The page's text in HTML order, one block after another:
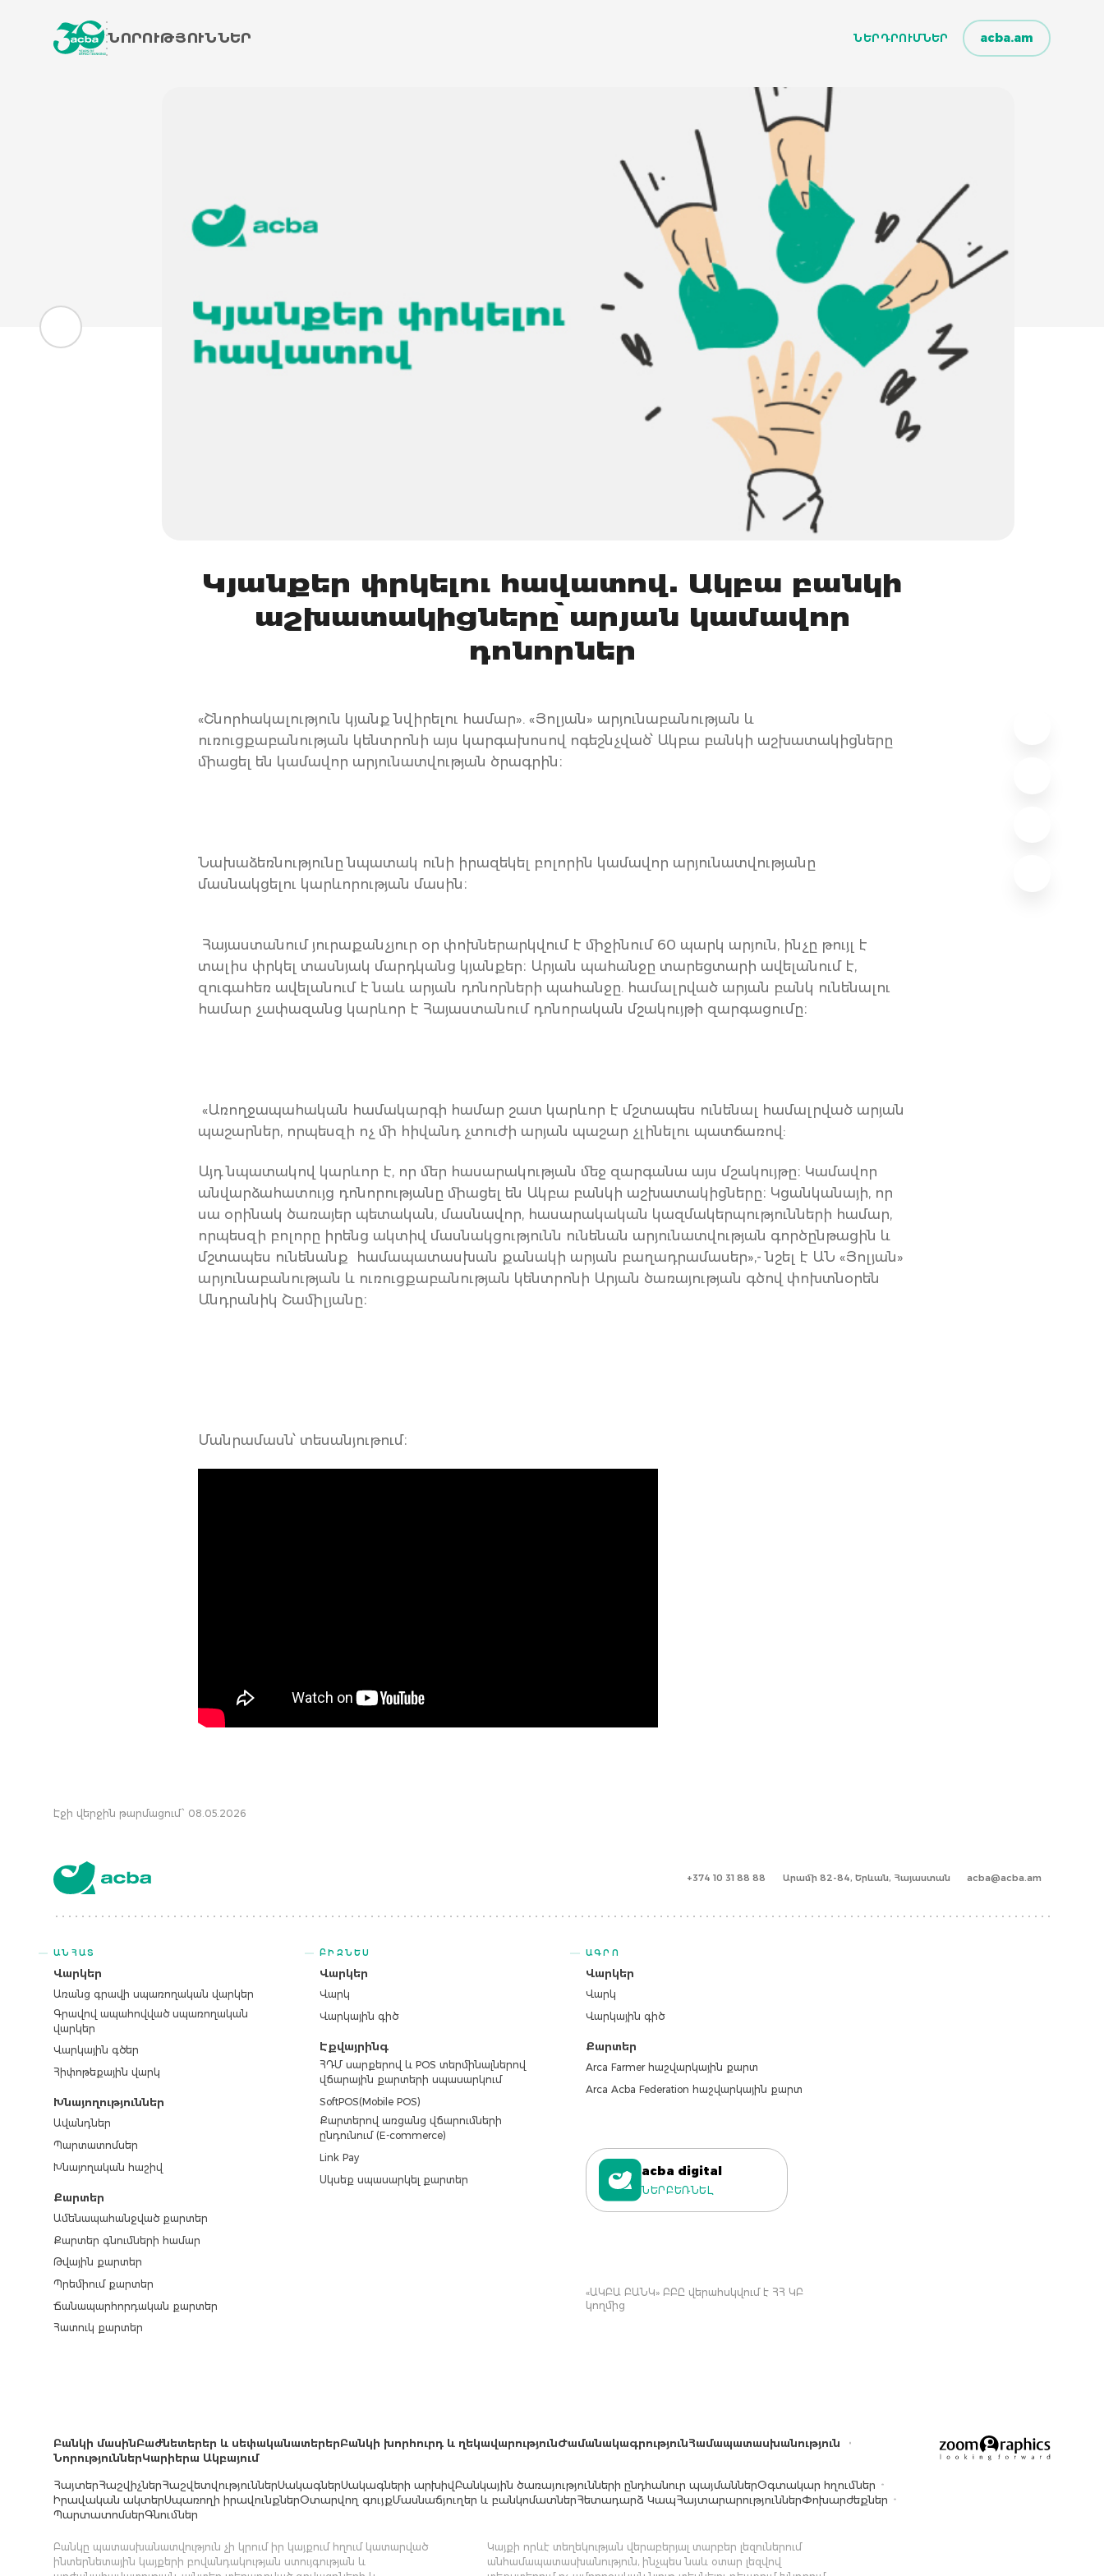
ՆՈՐՈՒԹՅՈՒՆՆԵՐ
ՆԵՐԴՐՈՒՄՆԵՐ
acba.am
Կյանքեր փրկելու հավատով. Ակբա բանկի
աշխատակիցները՝ արյան կամավոր
դոնորներ
«Շնորհակալություն կյանք նվիրելու համար». «Յոլյան» արյունաբանության և
ուռուցքաբանության կենտրոնի այս կարգախոսով ոգեշնչված՝ Ակբա բանկի աշխատակիցները
միացել են կամավոր արյունատվության ծրագրին։
Նախաձեռնությունը նպատակ ունի իրազեկել բոլորին կամավոր արյունատվությանը
մասնակցելու կարևորության մասին։
Հայաստանում յուրաքանչյուր օր փոխներարկվում է միջինում 60 պարկ արյուն, ինչը թույլ է
տալիս փրկել տասնյակ մարդկանց կյանքեր։ Արյան պահանջը տարեցտարի ավելանում է,
զուգահեռ ավելանում է նաև արյան դոնորների պահանջը. համալրված արյան բանկ ունենալու
համար չափազանց կարևոր է Հայաստանում դոնորական մշակույթի զարգացումը։
«Առողջապահական համակարգի համար շատ կարևոր է մշտապես ունենալ համալրված արյան
պաշարներ, որպեսզի ոչ մի հիվանդ չտուժի արյան պաշար չլինելու պատճառով:
Այդ նպատակով կարևոր է, որ մեր հասարակության մեջ զարգանա այս մշակույթը։ Կամավոր
անվարձահատույց դոնորությանը միացել են Ակբա բանկի աշխատակիցները։ Կցանկանայի, որ
սա օրինակ ծառայեր պետական, մասնավոր, հասարակական կազմակերպությունների համար,
որպեսզի բոլորը իրենց ակտիվ մասնակցությունն ունենան արյունատվության գործընթացին և
մշտապես ունենանք համապատասխան քանակի արյան բաղադրամասեր»,- նշել է ԱՆ «Յոլյան»
արյունաբանության և ուռուցքաբանության կենտրոնի Արյան ծառայության գծով փոխտնօրեն
Անդրանիկ Շամիլյանը։
Մանրամասն՝ տեսանյութում։
Էջի վերջին թարմացում՝ 08.05.2026
+374 10 31 88 88 Արամի 82-84, Երևան, Հայաստան acba@acba.am
ԱՆՀԱՏ
Վարկեր
Առանց գրավի սպառողական վարկեր
Գրավով ապահովված սպառողական
վարկեր
Վարկային գծեր
Հիփոթեքային վարկ
Խնայողություններ
Ավանդներ
Պարտատոմսեր
Խնայողական հաշիվ
Քարտեր
Ամենապահանջված քարտեր
Քարտեր գնումների համար
Թվային քարտեր
Պրեմիում քարտեր
Ճանապարհորդական քարտեր
Հատուկ քարտեր
ԲԻԶՆԵՍ
Վարկեր
Վարկ
Վարկային գիծ
Էքվայրինգ
ՀԴՄ սարքերով և POS տերմինալներով
վճարային քարտերի սպասարկում
SoftPOS(Mobile POS)
Քարտերով առցանց վճարումների
ընդունում (E-commerce)
Link Pay
Սկսեք սպասարկել քարտեր
ԱԳՐՈ
Վարկեր
Վարկ
Վարկային գիծ
Քարտեր
Arca Farmer հաշվարկային քարտ
Arca Acba Federation հաշվարկային քարտ
acba digital
ՆԵՐԲԵՌՆԵԼ
«ԱԿԲԱ ԲԱՆԿ» ԲԲԸ վերահսկվում է ՀՀ ԿԲ
կողմից
Բանկի մասինԲաժնետերեր և սեփականատերերԲանկի խորհուրդ և ղեկավարությունԺամանակագրությունՀամապատասխանություն
ՆորություններԿարիերա Ակբայում
ՀայտերՀաշվիչներՀաշվետվություններՍակագներՍակագների արխիվԲանկային ծառայությունների ընդհանուր պայմաններՕգտակար հղումներ
Իրավական ակտերՍպառողի իրավունքներՕտարվող գույքՄասնաճյուղեր և բանկոմատներՀետադարձ ԿապՀայտարարություններՓոխարժեքներ
ՊարտատոմսերԳնումներ
Բանկը պատասխանատվություն չի կրում իր կայքում հղում կատարված
ինտերնետային կայքերի բովանդակության ստույգության և
Կայքի որևէ տեղեկության վերաբերյալ տարբեր լեզուներում
անհամապատասխանություն, ինչպես նաև օտար լեզվով